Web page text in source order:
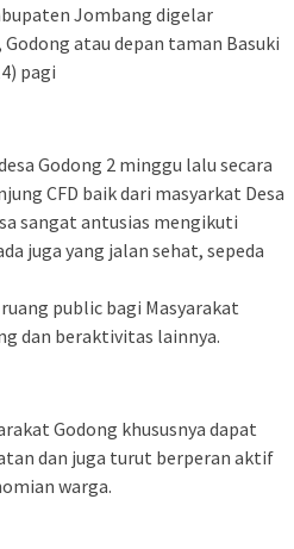
Jombang digelar
atau depan taman Basuki
pagi
Godong 2 minggu lalu secara
CFD baik dari masyarkat Desa
sangat antusias mengikuti
juga yang jalan sehat, sepeda
public bagi Masyarakat
dan beraktivitas lainnya.
Godong khususnya dapat
dan juga turut berperan aktif
warga.